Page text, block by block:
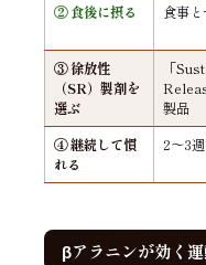
② 食後に摂る
食事
③ 徐放性
（SR）製剤を
選ぶ
「
製品
④ 継続して慣
れる
2〜3
βアラニンが効く